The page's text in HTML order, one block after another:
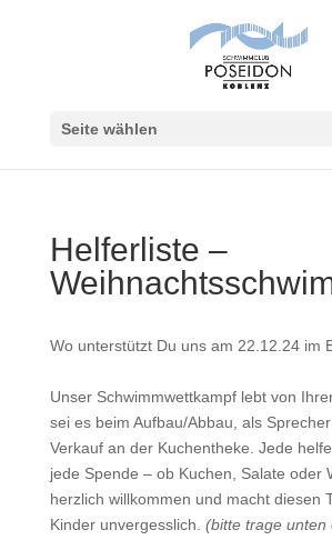
Seite wählen
Helferliste –
Wo unterstützt Du uns am 22.12.24 im
Unser Schwimmwettkampf lebt von
sei es beim Aufbau/Abbau, als
Verkauf an der Kuchentheke. Jede
jede Spende – ob Kuchen, Salate oder
herzlich willkommen und macht diesen
Kinder unvergesslich. (bitte trage unten